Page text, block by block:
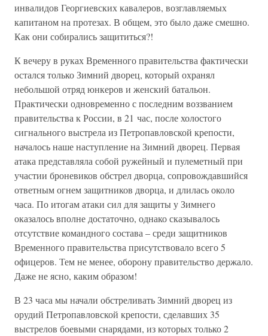
инвалидов Георгиевских кавалеров, возглавляемых
капитаном на протезах. В общем, это было даже смешно.
Как они собирались защититься?!
К вечеру в руках Временного правительства фактически
остался только Зимний дворец, который охранял
небольшой отряд юнкеров и женский батальон.
Практически одновременно с последним воззванием
правительства к России, в 21 час, после холостого
сигнального выстрела из Петропавловской крепости,
началось наше наступление на Зимний дворец. Первая
атака представляла собой ружейный и пулеметный при
участии броневиков обстрел дворца, сопровождавшийся
ответным огнем защитников дворца, и длилась около
часа. По итогам атаки сил для защиты у Зимнего
оказалось вполне достаточно, однако сказывалось
отсутствие командного состава – среди защитников
Временного правительства присутствовало всего 5
офицеров. Тем не менее, оборону правительство держало.
Даже не ясно, каким образом!
В 23 часа мы начали обстреливать Зимний дворец из
орудий Петропавловской крепости, сделавших 35
выстрелов боевыми снарядами, из которых только 2